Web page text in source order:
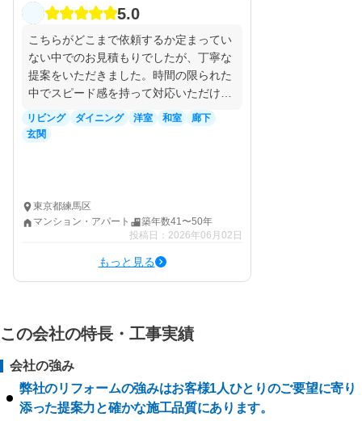
5.0
こちらがどこまで依頼するか定まってい
ない中でのお見積もりでしたが、丁寧な
提案をいただきました。時間の限られた
中でスピード感を持って対応いただけま
した。
リビング ダイニング 洋室 和室
廊下
玄関
東京都練馬区
マンション・アパート
築年数41〜50年
投稿日：2026年06月02日
もっと見る
この会社の特長・工事実績
会社の強み
弊社のリフォームの強みはお客様1人ひとりのご要望に寄り
添った提案力と確かな施工品質にあります。